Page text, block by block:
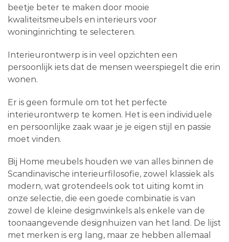
beetje beter te maken door mooie
kwaliteitsmeubels en interieurs voor
woninginrichting te selecteren.
Interieurontwerp is in veel opzichten een
persoonlijk iets dat de mensen weerspiegelt die erin
wonen.
Er is geen formule om tot het perfecte
interieurontwerp te komen. Het is een individuele
en persoonlijke zaak waar je je eigen stijl en passie
moet vinden.
Bij Home meubels houden we van alles binnen de
Scandinavische interieurfilosofie, zowel klassiek als
modern, wat grotendeels ook tot uiting komt in
onze selectie, die een goede combinatie is van
zowel de kleine designwinkels als enkele van de
toonaangevende designhuizen van het land. De lijst
met merken is erg lang, maar ze hebben allemaal